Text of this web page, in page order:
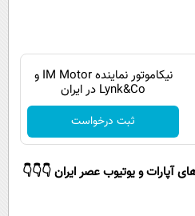
سرگرمی نیکاموتور نماینده IM Motor و
Lynk&Co در ایران
ثبت درخواست
آپارات و یوتیوب عصر ایران 👇👇👇